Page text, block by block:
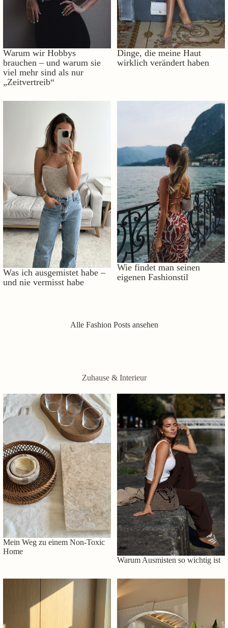
Warum wir Hobbys
brauchen – und warum sie
viel mehr sind als nur
„Zeitvertreib“
Dinge, die meine Haut
wirklich verändert haben
Was ich ausgemistet habe –
und nie vermisst habe
Wie findet man seinen
eigenen Fashionstil
Alle Fashion Posts ansehen
Zuhause & Interieur
Mein Weg zu einem Non-Toxic
Home
Warum Ausmisten so wichtig ist